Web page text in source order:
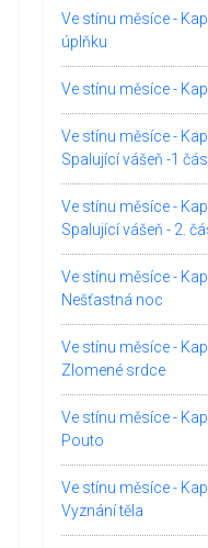
Ve stínu měsíce -
úplňku
Ve stínu měsíce -
Ve stínu měsíce -
Spalující vášeň -1
Ve stínu měsíce -
Spalující vášeň - 2.
Ve stínu měsíce -
Nešťastná noc
Ve stínu měsíce -
Zlomené srdce
Ve stínu měsíce -
Pouto
Ve stínu měsíce -
Vyznání těla